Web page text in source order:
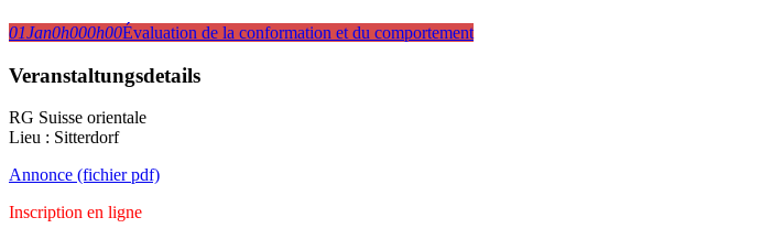
01Jan0h000h00Évaluation de la conformation et du comportement
Veranstaltungsdetails
RG Suisse orientale
Lieu : Sitterdorf
Annonce (fichier pdf)
Inscription en ligne